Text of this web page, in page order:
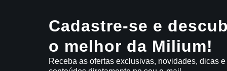
Cadastre-se e
o melhor da Milium!
Receba as ofertas exclusivas, novidades, dicas e